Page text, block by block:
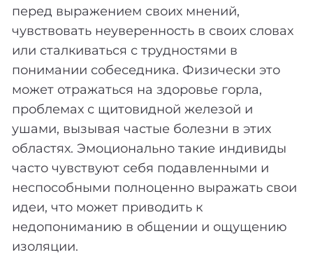
перед выражением своих мнений,
чувствовать неуверенность в своих словах
или сталкиваться с трудностями в
понимании собеседника. Физически это
может отражаться на здоровье горла,
проблемах с щитовидной железой и
ушами, вызывая частые болезни в этих
областях. Эмоционально такие индивиды
часто чувствуют себя подавленными и
неспособными полноценно выражать свои
идеи, что может приводить к
недопониманию в общении и ощущению
изоляции.